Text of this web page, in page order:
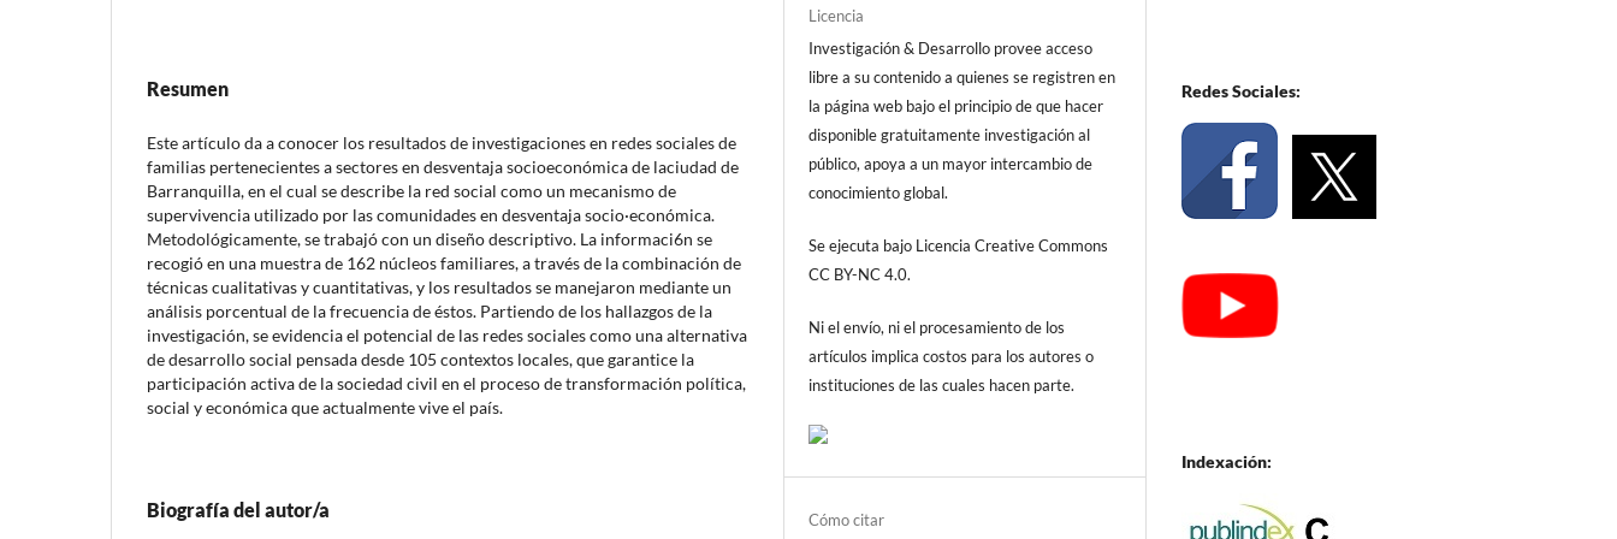
Resumen
Este artículo da a conocer los resultados de investigaciones en redes sociales de
familias pertenecientes a sectores en desventaja socioeconómica de laciudad de
Barranquilla, en el cual se describe la red social como un mecanismo de
supervivencia utilizado por las comunidades en desventaja socio·económica.
Metodológicamente, se trabajó con un diseño descriptivo. La informaci6n se
recogió en una muestra de 162 núcleos familiares, a través de la combinación de
técnicas cualitativas y cuantitativas, y los resultados se manejaron mediante un
análisis porcentual de la frecuencia de éstos. Partiendo de los hallazgos de la
investigación, se evidencia el potencial de las redes sociales como una alternativa
de desarrollo social pensada desde 105 contextos locales, que garantice la
participación activa de la sociedad civil en el proceso de transformación política,
social y económica que actualmente vive el país.
Biografía del autor/a
Licencia
Investigación & Desarrollo provee acceso
libre a su contenido a quienes se registren en
la página web bajo el principio de que hacer
disponible gratuitamente investigación al
público, apoya a un mayor intercambio de
conocimiento global.
Se ejecuta bajo Licencia Creative Commons
CC BY-NC 4.0.
Ni el envío, ni el procesamiento de los
artículos implica costos para los autores o
instituciones de las cuales hacen parte.
Cómo citar
Redes Sociales:
Indexación: